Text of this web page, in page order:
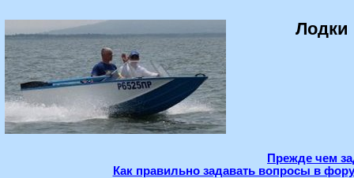
Лодки
Прежде чем
Как правильно задавать вопросы в